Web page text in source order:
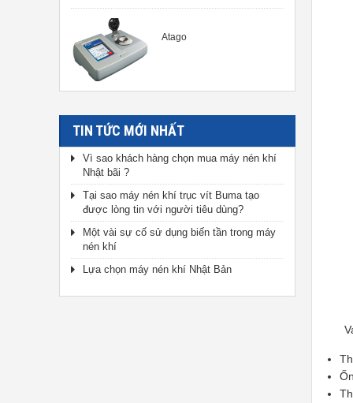
Atago
TIN TỨC MỚI NHẤT
Vì sao khách hàng chọn mua máy nén khí
Nhật bãi ?
Tại sao máy nén khí trục vít Buma tạo
được lòng tin với người tiêu dùng?
Một vài sự cố sử dụng biến tần trong máy
nén khí
Lựa chọn máy nén khí Nhật Bản